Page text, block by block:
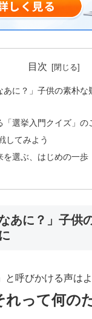
目次
あに？」子供の素朴
「選挙入門クイズ」の
してみよう
を選ぶ、はじめの一歩
あに？」子供
と呼びかける声は
れって何の